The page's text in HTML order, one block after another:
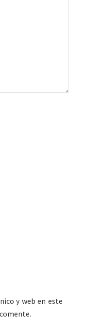
y web en este